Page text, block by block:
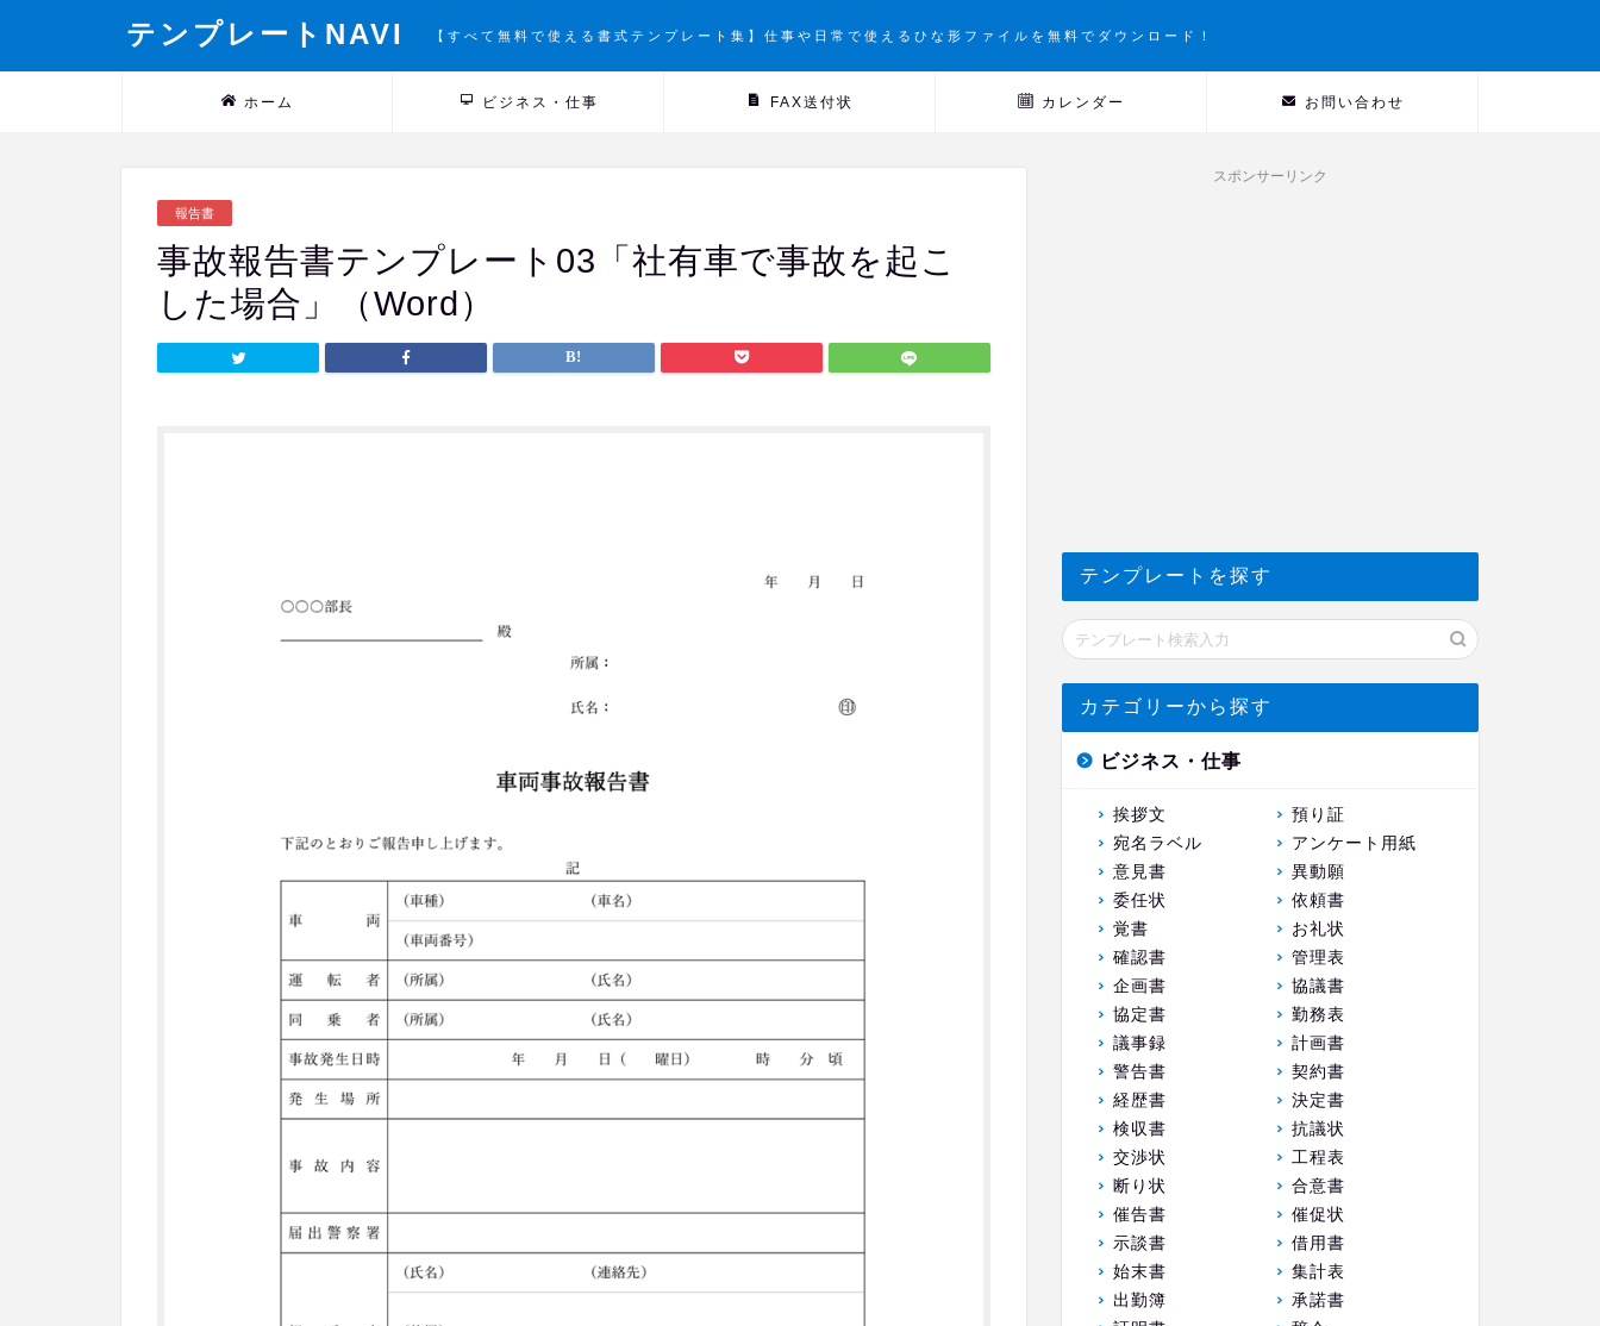
テンプレートNAVI 【すべて無料で使える書式テンプレート集】仕事や日常で使えるひな形ファイルを無料でダウンロード！
ホーム ビジネス・仕事 FAX送付状 カレンダー お問い合わせ
報告書
事故報告書テンプレート03「社有車で事故を起こ
した場合」（Word）
スポンサーリンク
テンプレートを探す
カテゴリーから探す
ビジネス・仕事
挨拶文
預り証
宛名ラベル
アンケート用紙
意見書
異動願
委任状
依頼書
覚書
お礼状
確認書
管理表
企画書
協議書
協定書
勤務表
議事録
計画書
警告書
契約書
経歴書
決定書
検収書
抗議状
交渉状
工程表
断り状
合意書
催告書
催促状
示談書
借用書
始末書
集計表
出勤簿
承諾書